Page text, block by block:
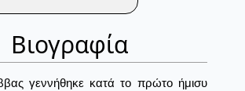
Βιογραφία
γεννήθηκε κατά το πρώτο ήμισυ